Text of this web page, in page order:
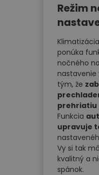
Režim
ponúka
nočného
nastavenie
tým, že
prehriatiu
Funkcia
upravuje
Vy si tak
kvalitný a
spánok.